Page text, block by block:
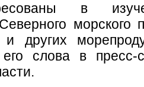
в
морского
и других
слова в пресс-